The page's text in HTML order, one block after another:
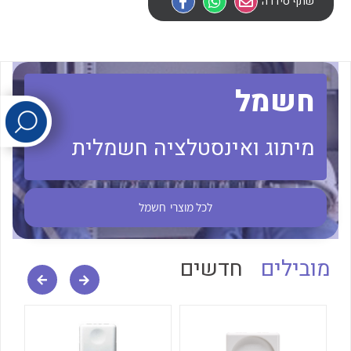
חשמל
מיתוג ואינסטלציה חשמלית
לכל מוצרי חשמל
מובילים חדשים